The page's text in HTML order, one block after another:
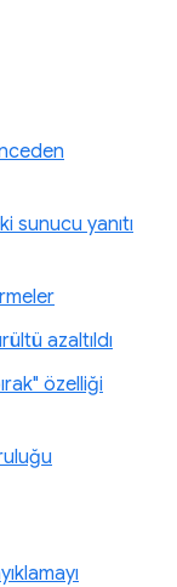
sunucu yanıtı
azaltıldı
özelliği